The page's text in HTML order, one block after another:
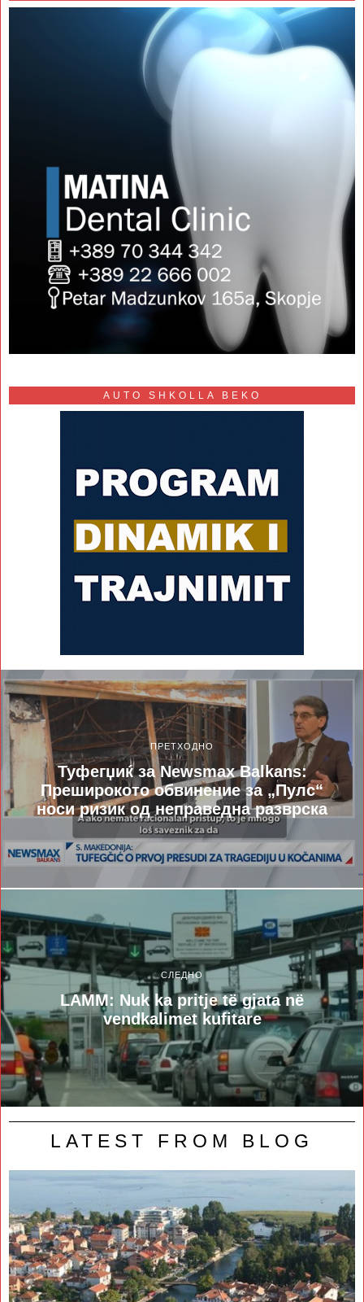
AUTO SHKOLLA BEKO
ПРЕТХОДНО
Туфегџиќ за Newsmax Balkans:
Преширокото обвинение за „Пулс“
носи ризик од неправедна разврска
СЛЕДНО
LAMM: Nuk ka pritje të gjata në
vendkalimet kufitare
LATEST FROM BLOG